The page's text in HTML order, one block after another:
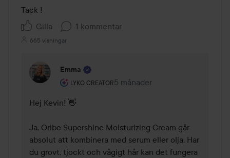
Tack !
Gilla
1 kommentar
665 visningar
Emma
LYKO CREATOR
Användarens roll: Lyko Creator.
5 månader
Kommentaren lades 5 månader
Hej Kevin! 👋
Ja, Oribe Supershine Moisturizing Cream går
absolut att kombinera med serum eller olja. Har
du grovt, tjockt och vågigt hår kan det fungera